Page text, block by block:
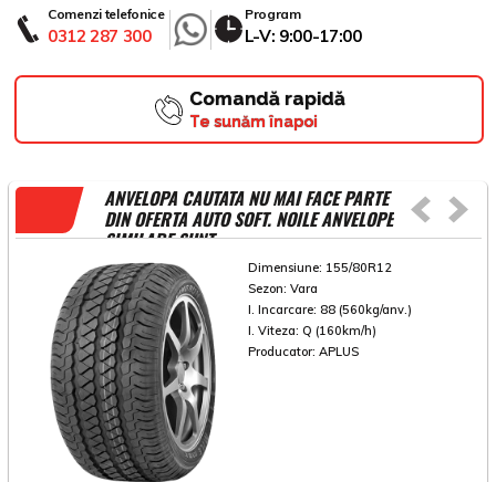
Comenzi telefonice
0312 287 300
Program
L-V: 9:00-17:00
Comandă rapidă
Te sunăm înapoi
ANVELOPA CAUTATA NU MAI FACE PARTE
DIN OFERTA AUTO SOFT. NOILE ANVELOPE
SIMILARE SUNT
Dimensiune: 155/80R12
Sezon: Vara
I. Incarcare: 88 (560kg/anv.)
I. Viteza: Q (160km/h)
Producator: APLUS